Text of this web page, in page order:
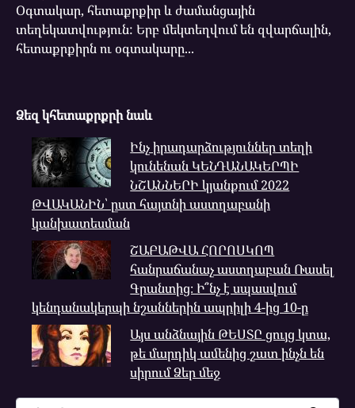
Օգտակար, հետաքրքիր և ժամանցային
տեղեկատվություն: Երբ մեկտեղվում են զվարճալին,
հետաքրքիրն ու օգտակարը...
Ձեզ կհետաքրքրի նաև
Ինչ իրադարձություններ տեղի
կունենան ԿԵՆԴԱՆԱԿԵՐՊԻ
ՆՇԱՆՆԵՐԻ կյանքում 2022
ԹՎԱԿԱՆԻՆ՝ ըստ հայտնի աստղաբանի
կանխատեսման
ՇԱԲԱԹՎԱ ՀՈՐՈՍԿՈՊ
հանրաճանաչ աստղաբան Ռասել
Գրանտից։ Ի՞նչ է սպասվում
կենդանակերպի նշաններին ապրիլի 4-ից 10-ը
Այս անձնային ԹԵՍՏԸ ցույց կտա,
թե մարդիկ ամենից շատ ինչն են
սիրում Ձեր մեջ